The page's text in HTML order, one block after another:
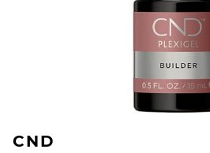
CND